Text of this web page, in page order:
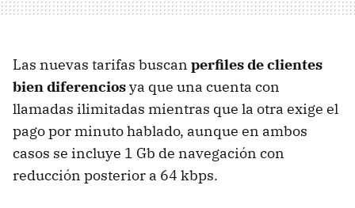
Las nuevas tarifas buscan perfiles de clientes
bien diferenciosya que una cuenta con
llamadas ilimitadas mientras que la otra exige el
pago por minuto hablado, aunque en ambos
casos se incluye 1 Gb de navegación con
reducción posterior a 64 kbps.